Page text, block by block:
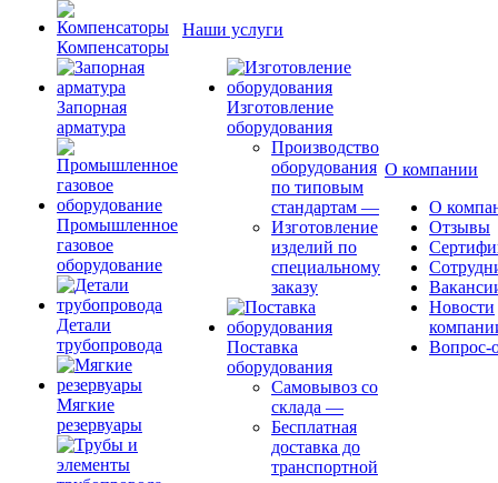
Компенсаторы
Запорная
арматура
Промышленное
газовое
оборудование
Детали
трубопровода
Мягкие
резервуары
Наши услуги
Изготовление
оборудования
Производство
оборудования
по типовым
стандартам —
Изготовление
изделий по
специальному
заказу
Поставка
оборудования
Самовывоз со
склада —
Бесплатная
доставка до
транспортной
О компании
О
Отзывы
Новости
Вопрос-